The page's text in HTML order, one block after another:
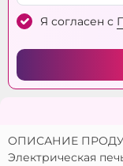
Я согласен с
ОПИСАНИЕ
Электрическая